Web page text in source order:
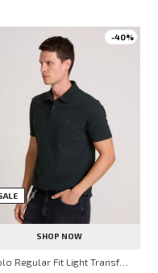
-40%
SHOP NOW
Polo Regular Fit Light Transfer Verde Escuro John John Masculina